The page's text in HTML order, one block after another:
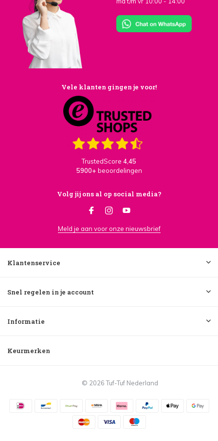
Vele klanten gingen je voor!
TrustedScore 4,45
5900+ beoordelingen
Volg jij ons al op social media?
Meld je aan voor onze nieuwsbrief
Klantenservice
Snel regelen in je account
Informatie
Keurmerken
© 2026 Tuf-Tuf Nederland